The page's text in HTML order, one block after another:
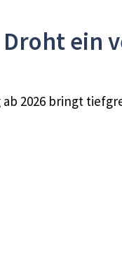
ein
2026 bringt